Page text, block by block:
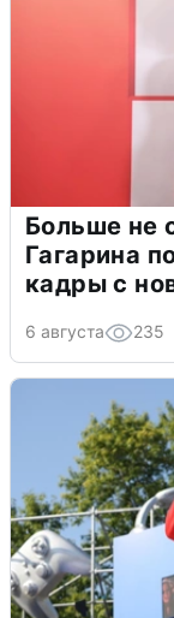
Больше не
Гагарина
кадры с
6 августа 235